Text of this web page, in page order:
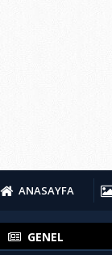
ANASAYFA
GENEL